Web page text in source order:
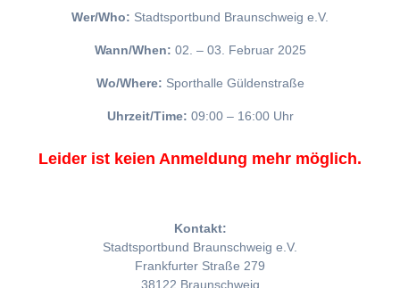
Wer/Who: Stadtsportbund Braunschweig e.V.
Wann/When: 02. – 03. Februar 2025
Wo/Where: Sporthalle Güldenstraße
Uhrzeit/Time: 09:00 – 16:00 Uhr
Leider ist keien Anmeldung mehr möglich.
Kontakt:
Stadtsportbund Braunschweig e.V.
Frankfurter Straße 279
38122 Braunschweig